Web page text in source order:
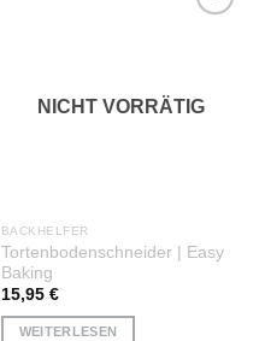
NICHT VORRÄTIG
BACKHELFER
Tortenbodenschneider | Easy
Baking
15,95 €
WEITERLESEN